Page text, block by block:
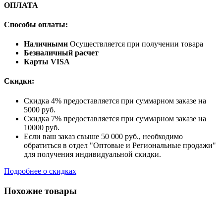
ОПЛАТА
Способы оплаты:
Наличными Осуществляется при получении товара
Безналичный расчет
Карты VISA
Скидки:
Скидка 4% предоставляется при суммарном заказе на
5000 руб.
Скидка 7% предоставляется при суммарном заказе на
10000 руб.
Если ваш заказ свыше 50 000 руб., необходимо
обратиться в отдел "Оптовые и Региональные продажи"
для получения индивидуальной скидки.
Подробнее о скидках
Похожие товары